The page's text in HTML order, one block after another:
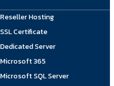
Reseller Hosting
SSL Certificate
Dedicated Server
Microsoft 365
Microsoft SQL Server